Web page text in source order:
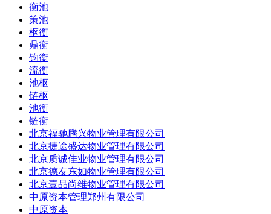
衡池
策池
枢衡
鼎衡
钧衡
流衡
池枢
链枢
池衡
链衡
北京福驰腾兴物业管理有限公司
北京捷途盛达物业管理有限公司
北京质诚佳业物业管理有限公司
北京德友东如物业管理有限公司
北京壹品尚维物业管理有限公司
中原资本管理郑州有限公司
中原资本